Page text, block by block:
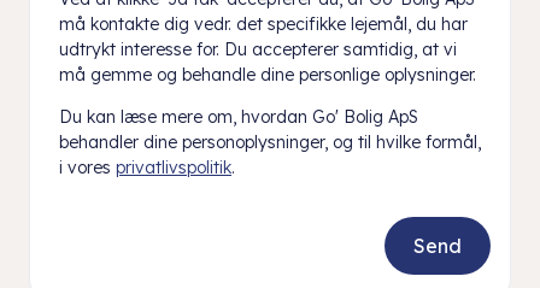
må kontakte dig vedr. det specifikke lejemål, du har
udtrykt interesse for. Du accepterer samtidig, at vi
må gemme og behandle dine personlige oplysninger.
Du kan læse mere om, hvordan Go' Bolig ApS
behandler dine personoplysninger, og til hvilke formål,
i vores privatlivspolitik.